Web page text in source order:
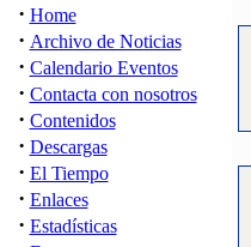
· Home
· Archivo de Noticias
· Calendario Eventos
· Contacta con nosotros
· Contenidos
· Descargas
· El Tiempo
· Enlaces
· Estadísticas